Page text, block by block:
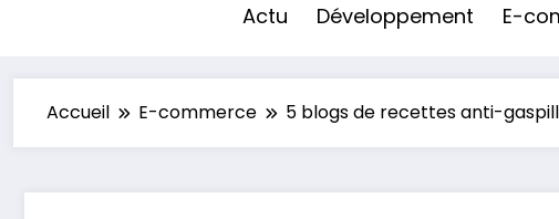
Actu Développement E-
Accueil E-commerce 5 blogs de recettes anti-